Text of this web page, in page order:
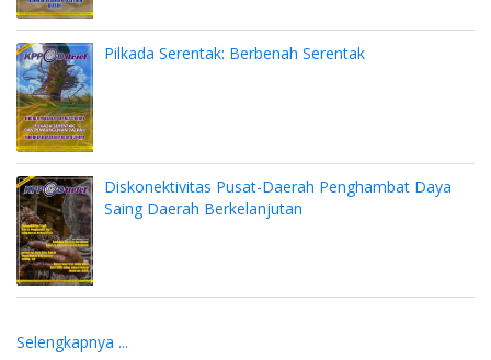
Pilkada Serentak: Berbenah Serentak
Diskonektivitas Pusat-Daerah Penghambat Daya
Saing Daerah Berkelanjutan
Selengkapnya ...